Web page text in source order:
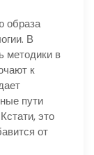
образа
В
методики в
к
пути
это
от